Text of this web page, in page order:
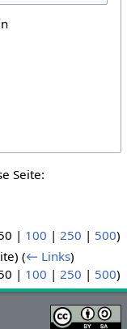
Seite:
| 100 | 250 | 500)
(← Links)
| 100 | 250 | 500)